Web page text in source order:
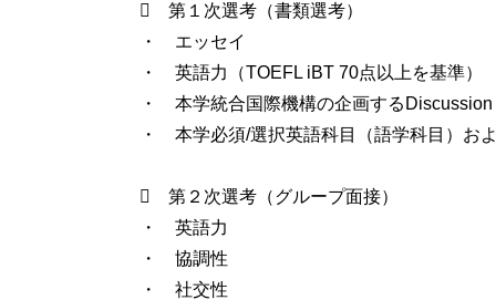
 第１次選考（書類選考）
・ エッセイ
・ 英語力（TOEFL iBT 70点以上を基準）
・ 本学統合国際機構の企画する
・ 本学必須/選択英語科目（語学科目）お
 第２次選考（グループ面接）
・ 英語力
・ 協調性
・ 社交性